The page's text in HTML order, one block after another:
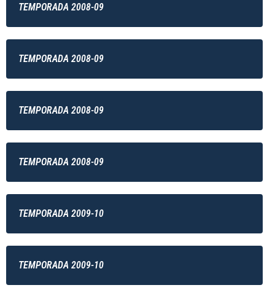
TEMPORADA 2008-09
TEMPORADA 2008-09
TEMPORADA 2008-09
TEMPORADA 2008-09
TEMPORADA 2009-10
TEMPORADA 2009-10